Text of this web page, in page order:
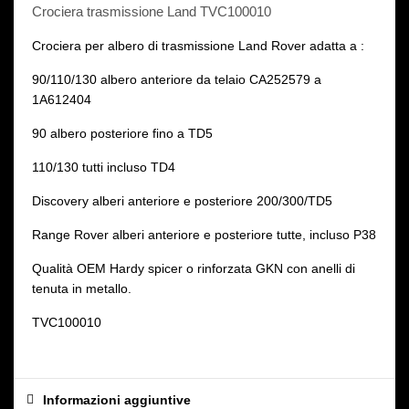
Crociera trasmissione Land TVC100010
Crociera per albero di trasmissione Land Rover adatta a :
90/110/130 albero anteriore da telaio CA252579 a
1A612404
90 albero posteriore fino a TD5
110/130 tutti incluso TD4
Discovery alberi anteriore e posteriore 200/300/TD5
Range Rover alberi anteriore e posteriore tutte, incluso P38
Qualità OEM Hardy spicer o rinforzata GKN con anelli di
tenuta in metallo.
TVC100010
Informazioni aggiuntive